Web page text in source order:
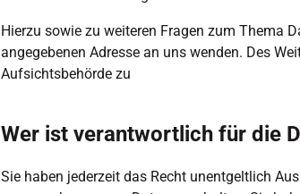
Hierzu sowie zu weiteren Fragen zum Thema
angegebenen Adresse an uns wenden. Des
Aufsichtsbehörde zu
Wer ist verantwortlich für die
Sie haben jederzeit das Recht unentgeltlich